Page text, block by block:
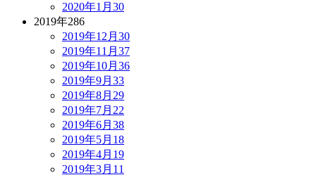
2020年1月 30
2019年286
2019年12月 30
2019年11月 37
2019年10月 36
2019年9月 33
2019年8月 29
2019年7月 22
2019年6月 38
2019年5月 18
2019年4月 19
2019年3月 11